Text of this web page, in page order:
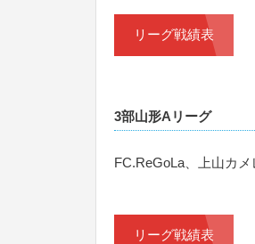
リーグ戦績表
3部山形Aリーグ
FC.ReGoLa、上山カ
リーグ戦績表